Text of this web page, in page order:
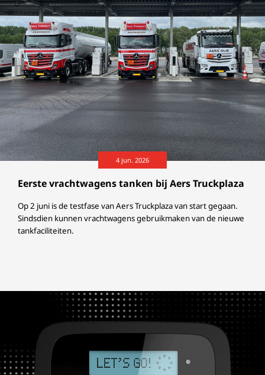
Eerste vrachtwagens tanken bij Aers Truckplaza
4 jun. 2026
Op 2 juni is de testfase van Aers Truckplaza van start gegaan.
Sindsdien kunnen vrachtwagens gebruikmaken van de nieuwe
tankfaciliteiten.